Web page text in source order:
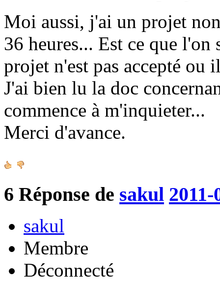
Moi aussi, j'ai un projet
36 heures... Est ce que l'on
projet n'est pas accepté ou
J'ai bien lu la doc
commence à m'inquieter...
Merci d'avance.
6 Réponse de sakul
sakul
Membre
Déconnecté